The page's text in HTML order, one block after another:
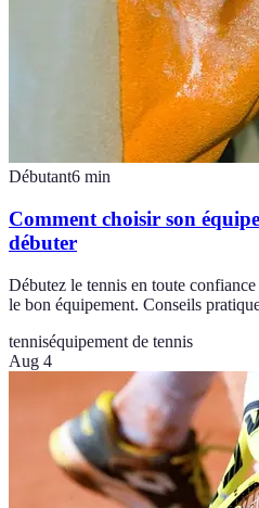
Débutant6 min
Comment choisir son
débuter
Débutez le tennis en toute
le bon équipement. Conseils
tenniséquipement de tennis
Aug 4